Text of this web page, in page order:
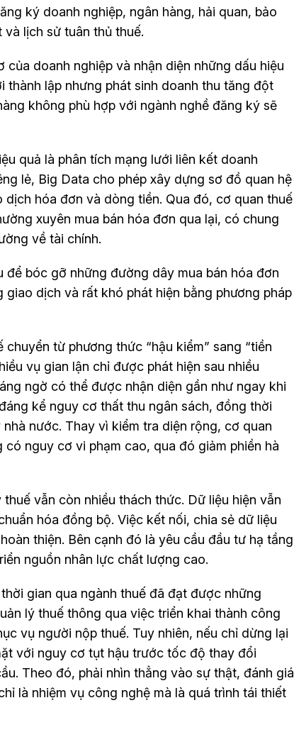
ký doanh nghiệp, ngân hàng, hải quan, bảo
lịch sử tuân thủ thuế.
doanh nghiệp và nhận diện những dấu hiệu
thành lập nhưng phát sinh doanh thu tăng đột
không phù hợp với ngành nghề đăng ký sẽ
quả là phân tích mạng lưới liên kết doanh
lẻ, Big Data cho phép xây dựng sơ đồ quan hệ
hóa đơn và dòng tiền. Qua đó, cơ quan thuế
xuyên mua bán hóa đơn qua lại, có chung
về tài chính.
bóc gỡ những đường dây mua bán hóa đơn
dịch và rất khó phát hiện bằng phương pháp
từ phương thức “hậu kiểm” sang “tiền
vụ gian lận chỉ được phát hiện sau nhiều
ngờ có thể được nhận diện gần như ngay khi
kể nguy cơ thất thu ngân sách, đồng thời
nước. Thay vì kiểm tra diện rộng, cơ quan
nguy cơ vi phạm cao, qua đó giảm phiền hà
vẫn còn nhiều thách thức. Dữ liệu hiện vẫn
hóa đồng bộ. Việc kết nối, chia sẻ dữ liệu
thiện. Bên cạnh đó là yêu cầu đầu tư hạ tầng
nguồn nhân lực chất lượng cao.
gian qua ngành thuế đã đạt được những
lý thuế thông qua việc triển khai thành công
vụ người nộp thuế. Tuy nhiên, nếu chỉ dừng lại
với nguy cơ tụt hậu trước tốc độ thay đổi
Theo đó, phải nhìn thẳng vào sự thật, đánh giá
là nhiệm vụ công nghệ mà là quá trình tái thiết